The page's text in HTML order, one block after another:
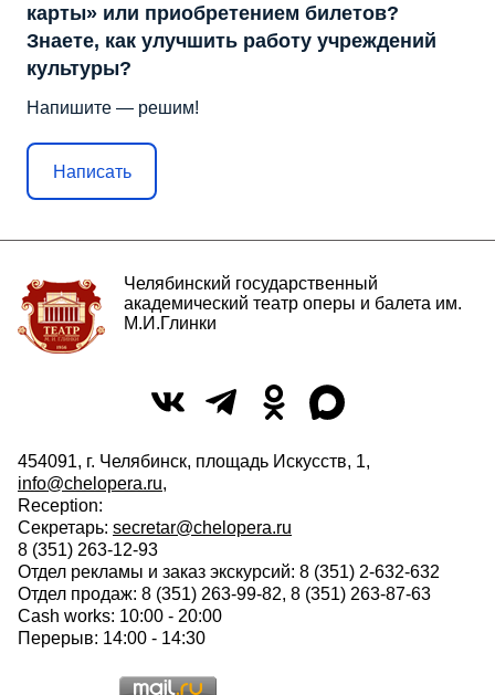
карты» или приобретением билетов?
Знаете, как улучшить работу учреждений
культуры?
Напишите — решим!
Написать
Челябинский государственный
академический театр оперы и балета им.
М.И.Глинки
454091, г. Челябинск, площадь Искусств, 1,
info@chelopera.ru,
Reception:
Секретарь: secretar@chelopera.ru
8 (351) 263-12-93
Отдел рекламы и заказ экскурсий: 8 (351) 2-632-632
Отдел продаж: 8 (351) 263-99-82, 8 (351) 263-87-63
Cash works: 10:00 - 20:00
Перерыв: 14:00 - 14:30